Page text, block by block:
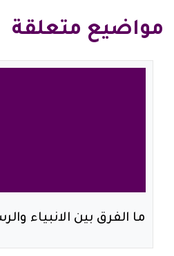
مواضيع متعلقة
ما الفرق بين الانبياء